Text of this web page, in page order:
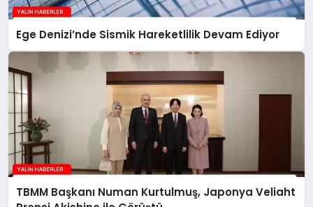
Ege Denizi’nde Sismik Hareketlilik Devam Ediyor
TBMM Başkanı Numan Kurtulmuş, Japonya Veliaht